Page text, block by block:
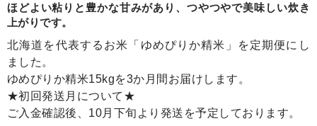
ほどよい粘りと豊かな甘みがあり、つやつやで美味しい炊き
上がりです。
北海道を代表するお米「ゆめぴりか精米」を定期便にし
ました。
ゆめぴりか精米15kgを3か月間お届けします。
★初回発送月について★
ご入金確認後、10月下旬より発送を予定しております。